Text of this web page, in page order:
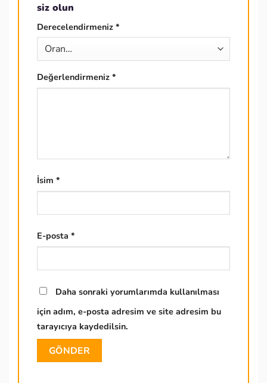
siz olun
Derecelendirmeniz *
Değerlendirmeniz *
İsim *
E-posta *
Daha sonraki yorumlarımda kullanılması
için adım, e-posta adresim ve site adresim bu
tarayıcıya kaydedilsin.